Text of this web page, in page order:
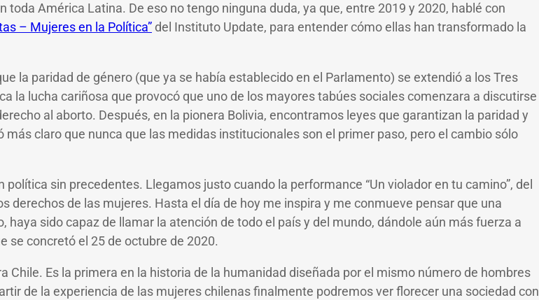
América Latina. De eso no tengo ninguna duda, ya que, entre 2019 y 2020, hablé con
– Mujeres en la Política” del Instituto Update, para entender cómo ellas han transformado la
la paridad de género (que ya se había establecido en el Parlamento) se extendió a los Tres
la lucha cariñosa que provocó que uno de los mayores tabúes sociales comenzara a discutirse
al aborto. Después, en la pionera Bolivia, encontramos leyes que garantizan la paridad y
claro que nunca que las medidas institucionales son el primer paso, pero el cambio sólo
sin precedentes. Llegamos justo cuando la performance “Un violador en tu camino”, del
derechos de las mujeres. Hasta el día de hoy me inspira y me conmueve pensar que una
sido capaz de llamar la atención de todo el país y del mundo, dándole aún más fuerza a
se concretó el 25 de octubre de 2020.
Es la primera en la historia de la humanidad diseñada por el mismo número de hombres
de la experiencia de las mujeres chilenas finalmente podremos ver florecer una sociedad con